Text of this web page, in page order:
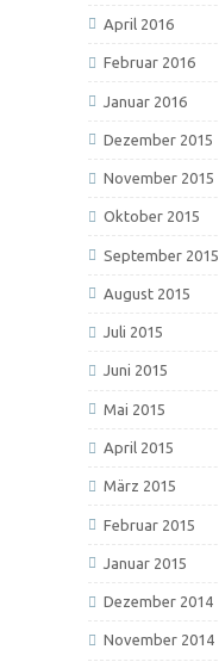
April 2016
Februar 2016
Januar 2016
Dezember 2015
November 2015
Oktober 2015
September 2015
August 2015
Juli 2015
Juni 2015
Mai 2015
April 2015
März 2015
Februar 2015
Januar 2015
Dezember 2014
November 2014